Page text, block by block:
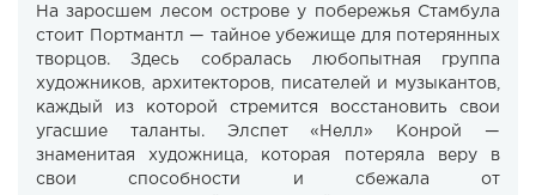
На заросшем лесом острове у побережья Стамбула
стоит Портмантл — тайное убежище для потерянных
творцов. Здесь собралась любопытная группа
художников, архитекторов, писателей и музыкантов,
каждый из которой стремится восстановить свои
угасшие таланты. Элспет «Нелл» Конрой —
знаменитая художница, которая потеряла веру в
свои способности и сбежала от